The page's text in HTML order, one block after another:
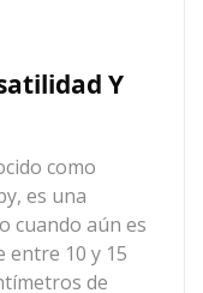
Y
como
es una
cuando aún es
entre 10 y 15
de